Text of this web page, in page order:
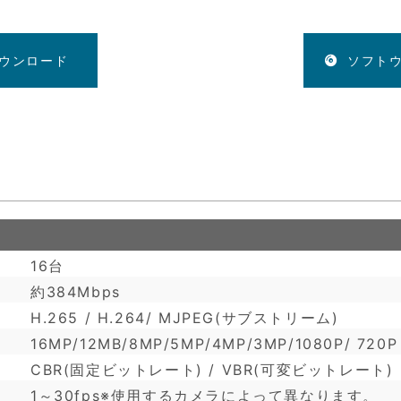
ンロード ソフト
16台
約384Mbps
H.265 / H.264/ MJPEG(サブストリーム)
16MP/12MB/8MP/5MP/4MP/3MP/1080P/ 720P
CBR(固定ビットレート) / VBR(可変ビットレート)
1～30fps※使用するカメラによって異なります。